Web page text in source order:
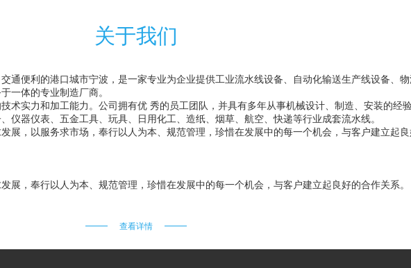
关于我们
通便利的港口城市宁波，是一家专业为企业提供工业流水线设备、自动化输送生产线设备、
一体的专业制造厂商。
术实力和加工能力。公司拥有优 秀的员工团队，并具有多年从事机械设计、制造、安装的经
仪器仪表、五金工具、玩具、日用化工、造纸、烟草、航空、快递等行业成套流水线。
展，以服务求市场，奉行以人为本、规范管理，珍惜在发展中的每一个机会，与客户建立起良
展，奉行以人为本、规范管理，珍惜在发展中的每一个机会，与客户建立起良好的合作关系。
查看详情